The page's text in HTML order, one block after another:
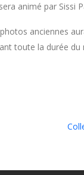
animé par Sissi
anciennes
toute la durée du